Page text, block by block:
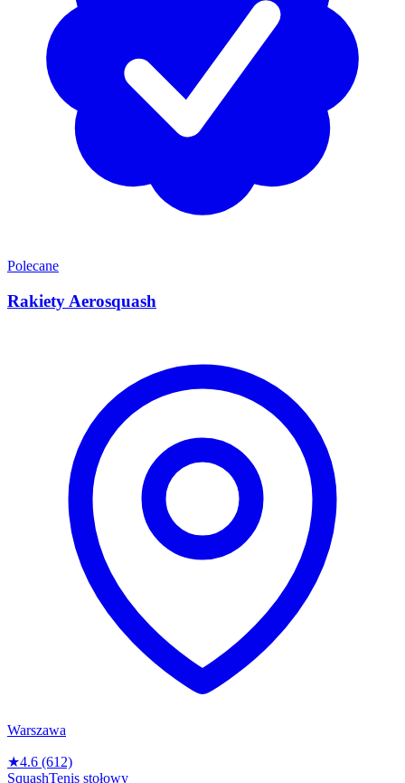
Polecane
Rakiety Aerosquash
Warszawa
★4.6 (612)
SquashTenis stołowy